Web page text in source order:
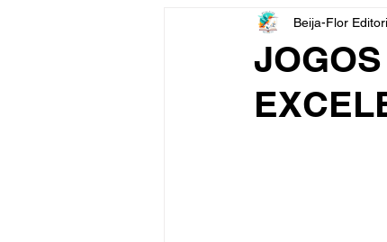
Bruno Pasquarelli Ana
Maria José de Melo
Beija-Flor